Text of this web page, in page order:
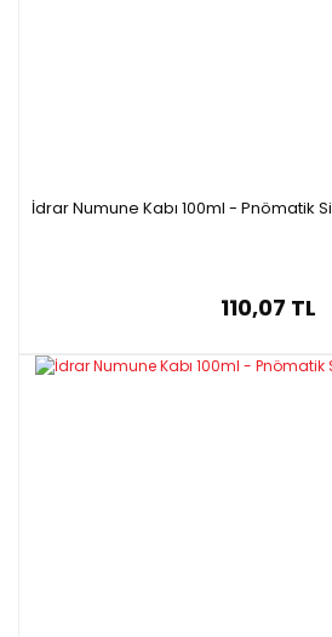
İdrar Numune Kabı 100ml - Pnömatik
110,07 TL